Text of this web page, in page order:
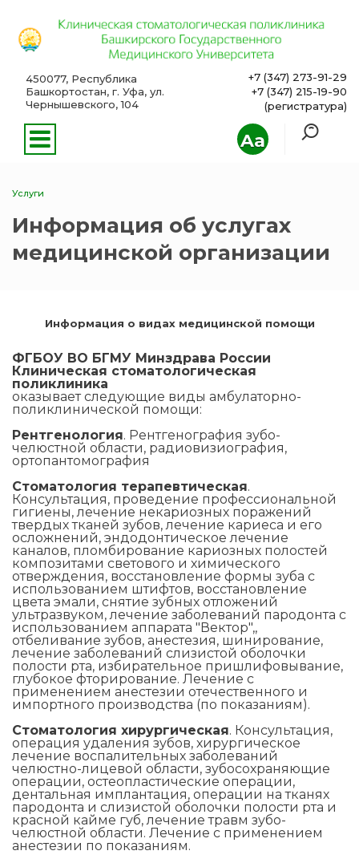
Aa
450077, Республика
Башкортостан, г. Уфа, ул.
Чернышевского, 104
+7 (347) 273-91-29
+7 (347) 215-19-90
(регистратура)
Услуги
Информация об услугах
медицинской организации
Информация о видах медицинской помощи
ФГБОУ ВО БГМУ Минздрава России
Клиническая стоматологическая
поликлиника
оказывает следующие виды амбулаторно-
поликлинической помощи:
Рентгенология. Рентгенография зубо-
челюстной области, радиовизиография,
ортопантомография
Стоматология терапевтическая.
Консультация, проведение профессиональной
гигиены, лечение некариозных поражений
твердых тканей зубов, лечение кариеса и его
осложнений, эндодонтическое лечение
каналов, пломбирование кариозных полостей
композитами светового и химического
отверждения, восстановление формы зуба с
использованием штифтов, восстановление
цвета эмали, снятие зубных отложений
ультразвуком, лечение заболеваний пародонта с
использованием аппарата "Вектор",,
отбеливание зубов, анестезия, шинирование,
лечение заболеваний слизистой оболочки
полости рта, избирательное пришлифовывание,
глубокое фторирование. Лечение с
применением анестезии отечественного и
импортного производства (по показаниям).
Стоматология хирургическая. Консультация,
операция удаления зубов, хирургическое
лечение воспалительных заболеваний
челюстно-лицевой области, зубосохраняющие
операции, остеопластические операции,
дентальная имплантация, операции на тканях
пародонта и слизистой оболочки полости рта и
красной кайме губ, лечение травм зубо-
челюстной области. Лечение с применением
анестезии по показаниям.